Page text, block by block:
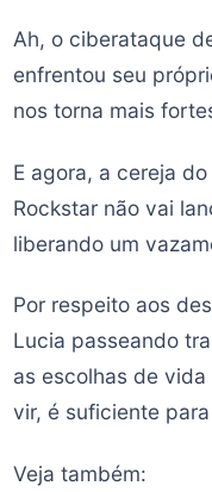
Ah, o ciberataque
enfrentou seu
nos torna mais
E agora, a cereja
Rockstar não vai
liberando um
Por respeito aos
Lucia passeando
as escolhas de
vir, é suficiente
Veja também: